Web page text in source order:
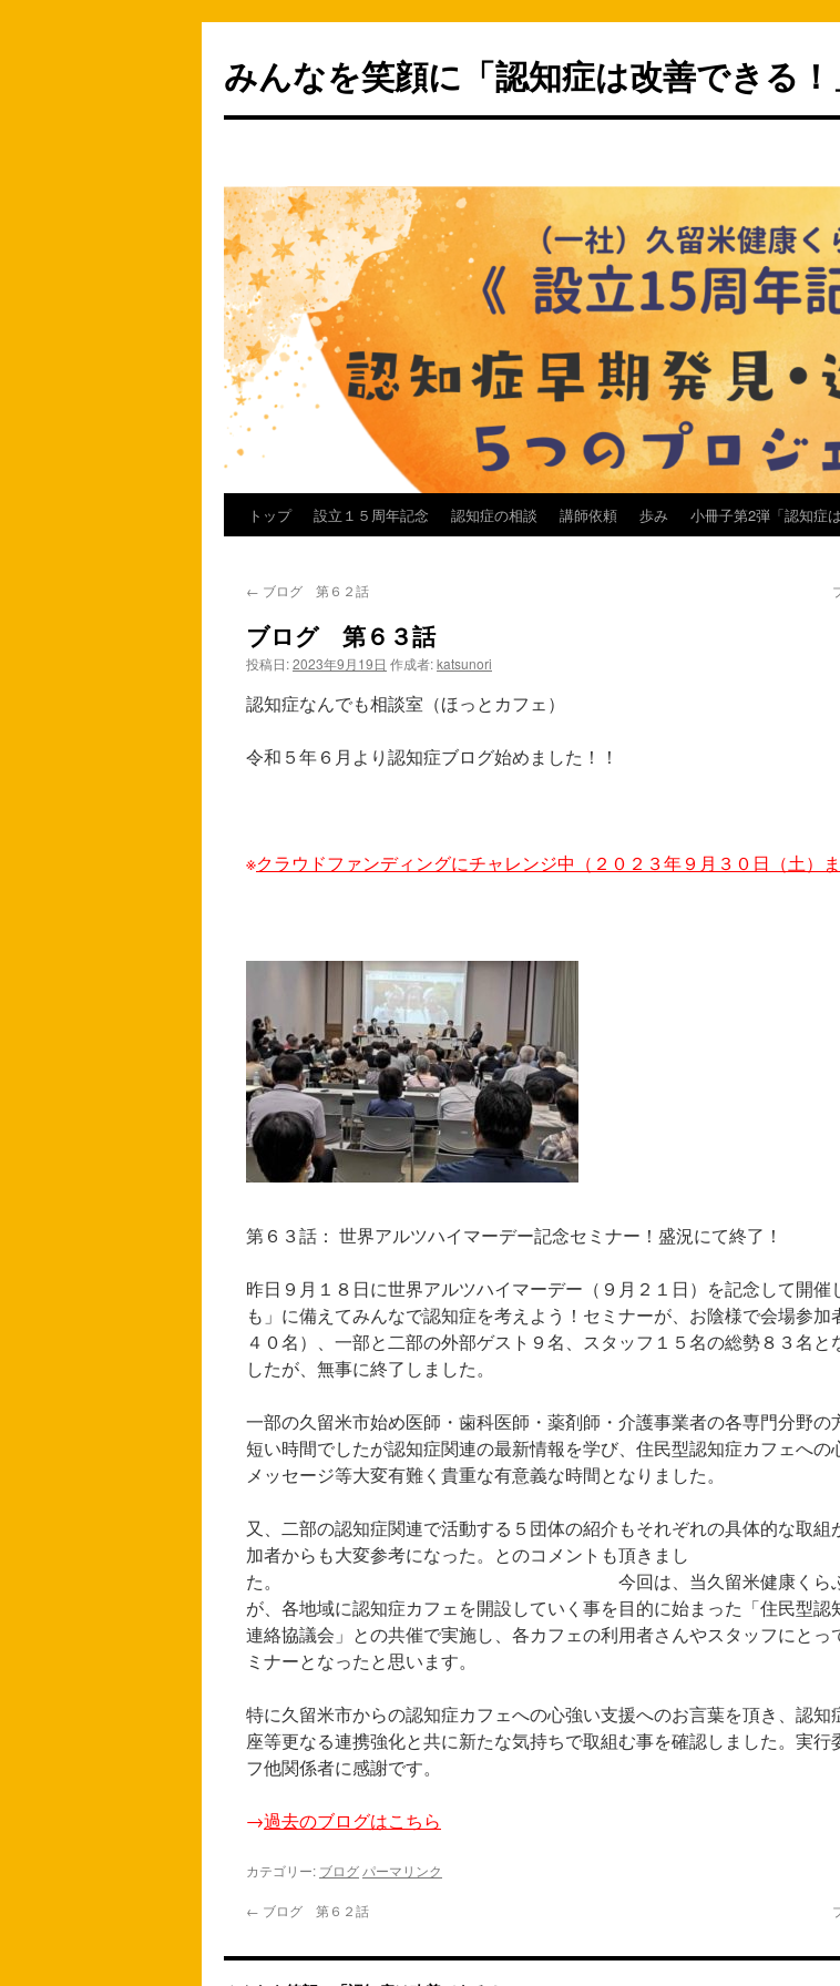
みんなを笑顔に「認知症は改善できる！
テ
トップ 設立１５周年記念 認知症の相談 講師依頼 歩み 小冊子第2弾「認知症
← ブログ 第６２話
ブログ 第６３話
投稿日:2023年9月19日 作成者:katsunori
認知症なんでも相談室（ほっとカフェ）
令和５年６月より認知症ブログ始めました！！
※クラウドファンディングにチャレンジ中（２０２３年９月３０日（土）ま
第６３話： 世界アルツハイマーデー記念セミナー！盛況にて終了！
昨日９月１８日に世界アルツハイマーデー（９月２１日）を記念して開催
も」に備えてみんなで認知症を考えよう！セミナーが、お陰様で会場参加
４０名）、一部と二部の外部ゲスト９名、スタッフ１５名の総勢８３名と
したが、無事に終了しました。
一部の久留米市始め医師・歯科医師・薬剤師・介護事業者の各専門分野の
短い時間でしたが認知症関連の最新情報を学び、住民型認知症カフェへの
メッセージ等大変有難く貴重な有意義な時間となりました。
又、二部の認知症関連で活動する５団体の紹介もそれぞれの具体的な取組
加者からも大変参考になった。とのコメントも頂きまし
た。 今回は、当久留米健康くらぶの主
が、各地域に認知症カフェを開設していく事を目的に始まった「住民型認
連絡協議会」との共催で実施し、各カフェの利用者さんやスタッフにとっ
ミナーとなったと思います。
特に久留米市からの認知症カフェへの心強い支援へのお言葉を頂き、認知
座等更なる連携強化と共に新たな気持ちで取組む事を確認しました。実行
フ他関係者に感謝です。
→過去のブログはこちら
カテゴリー: ブログ パーマリンク
← ブログ 第６２話